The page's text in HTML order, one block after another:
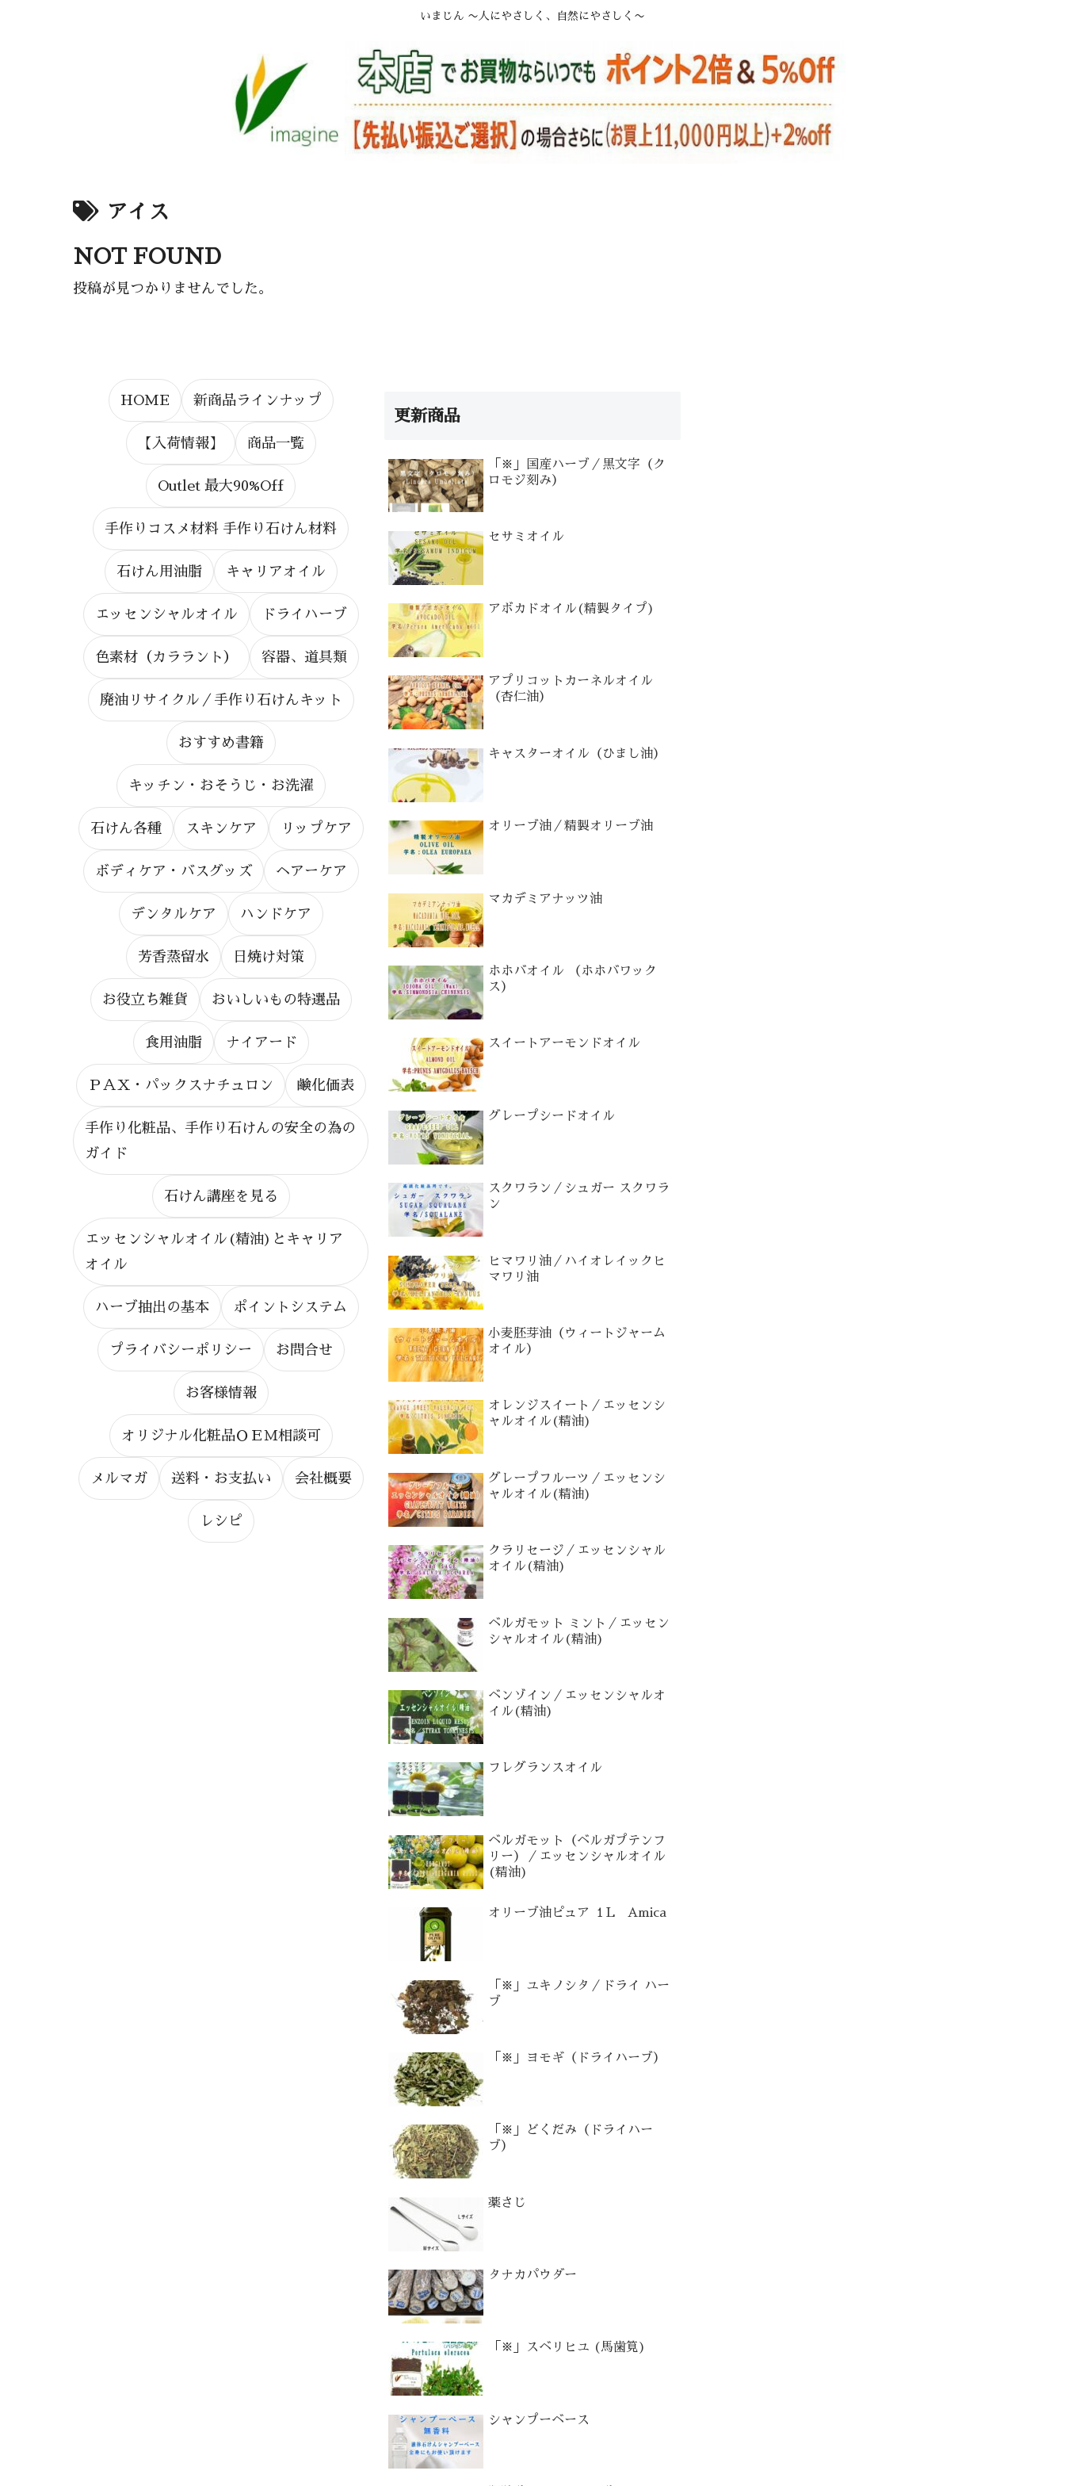
いまじん 〜人にやさしく、自然にやさしく〜
アイス
NOT FOUND
投稿が見つかりませんでした。
HOME 新商品ラインナップ
【入荷情報】 商品一覧
Outlet 最大90%Off
手作りコスメ材料 手作り石けん材料
石けん用油脂 キャリアオイル
エッセンシャルオイル ドライハーブ
色素材（カララント） 容器、道具類
廃油リサイクル／手作り石けんキット
おすすめ書籍
キッチン・おそうじ・お洗濯
石けん各種 スキンケア リップケア
ボディケア・バスグッズ ヘアーケア
デンタルケア ハンドケア
芳香蒸留水 日焼け対策
お役立ち雑貨 おいしいもの特選品
食用油脂 ナイアード
ＰＡＸ・パックスナチュロン 鹸化価表
手作り化粧品、手作り石けんの安全の為の
ガイド
石けん講座を見る
エッセンシャルオイル(精油)とキャリア
オイル
ハーブ抽出の基本 ポイントシステム
プライバシーポリシー お問合せ
お客様情報
オリジナル化粧品ＯＥＭ相談可
メルマガ 送料・お支払い 会社概要
レシピ
更新商品
「※」国産ハーブ／黒文字（ク
ロモジ刻み）
セサミオイル
アボカドオイル(精製タイプ)
アプリコットカーネルオイル
（杏仁油）
キャスターオイル（ひまし油）
オリーブ油／精製オリーブ油
マカデミアナッツ油
ホホバオイル （ホホバワック
ス）
スイートアーモンドオイル
グレープシードオイル
スクワラン／シュガー スクワラ
ン
ヒマワリ油／ハイオレイックヒ
マワリ油
小麦胚芽油（ウィートジャーム
オイル）
オレンジスイート／エッセンシ
ャルオイル(精油)
グレープフルーツ／エッセンシ
ャルオイル(精油)
クラリセージ／エッセンシャル
オイル(精油)
ベルガモット ミント／エッセン
シャルオイル(精油)
ベンゾイン／エッセンシャルオ
イル(精油)
フレグランスオイル
ベルガモット（ベルガプテンフ
リー）／エッセンシャルオイル
(精油)
オリーブ油ピュア １L Amica
「※」ユキノシタ／ドライ ハー
ブ
「※」ヨモギ（ドライハーブ）
「※」どくだみ（ドライハー
ブ）
薬さじ
タナカパウダー
「※」スベリヒユ (馬歯筧)
シャンプーベース